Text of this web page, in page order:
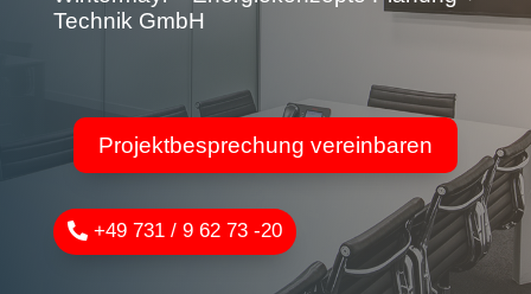
Technik GmbH
Projektbesprechung vereinbaren
+49 731 / 9 62 73 -20